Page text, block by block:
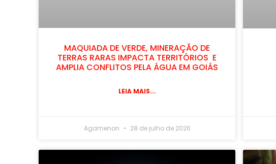
MAQUIADA DE VERDE, MINERAÇÃO DE
TERRAS RARAS IMPACTA TERRITÓRIOS E
AMPLIA CONFLITOS PELA ÁGUA EM GOIÁS
LEIA MAIS...
Agamenon 28 de julho de 2026